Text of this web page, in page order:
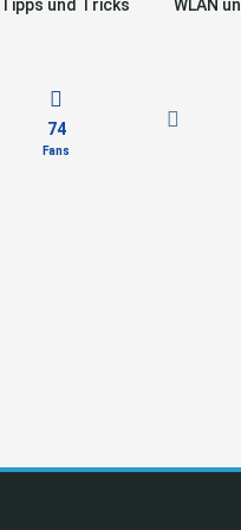
Tipps und Tricks
WLAN
74
Fans